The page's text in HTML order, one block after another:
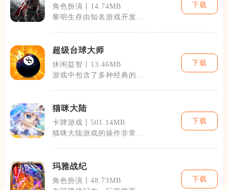
角色扮演丨14.74MB
黎明生存由知名游戏开发团
下载
超级台球大师
休闲益智丨13.46MB
游戏中包含了多种经典的台
下载
猫咪大陆
卡牌游戏丨501.14MB
猫咪大陆游戏的操作非常简
下载
玛雅战纪
角色扮演丨48.73MB
下载